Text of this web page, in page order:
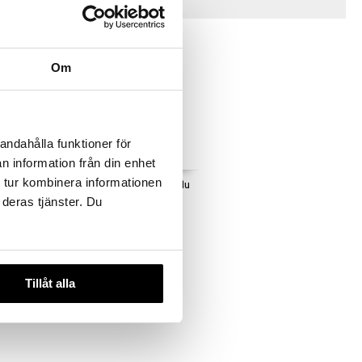
Om
funktioner för
information från din enhet
kombinera informationen
tjänster. Du
Tillåt alla
Vinkkejä sinulle
Rubens Barn Pehmolelu
Nukke Adam